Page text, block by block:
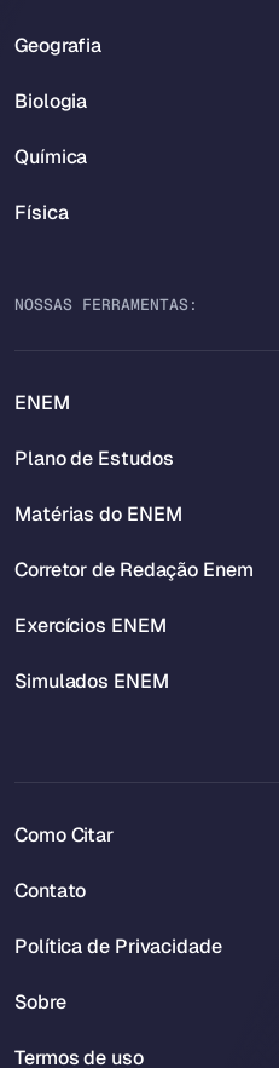
Geografia
Biologia
Química
Física
NOSSAS FERRAMENTAS:
ENEM
Plano de Estudos
Matérias do ENEM
Corretor de Redação Enem
Exercícios ENEM
Simulados ENEM
Como Citar
Contato
Política de Privacidade
Sobre
Termos de uso